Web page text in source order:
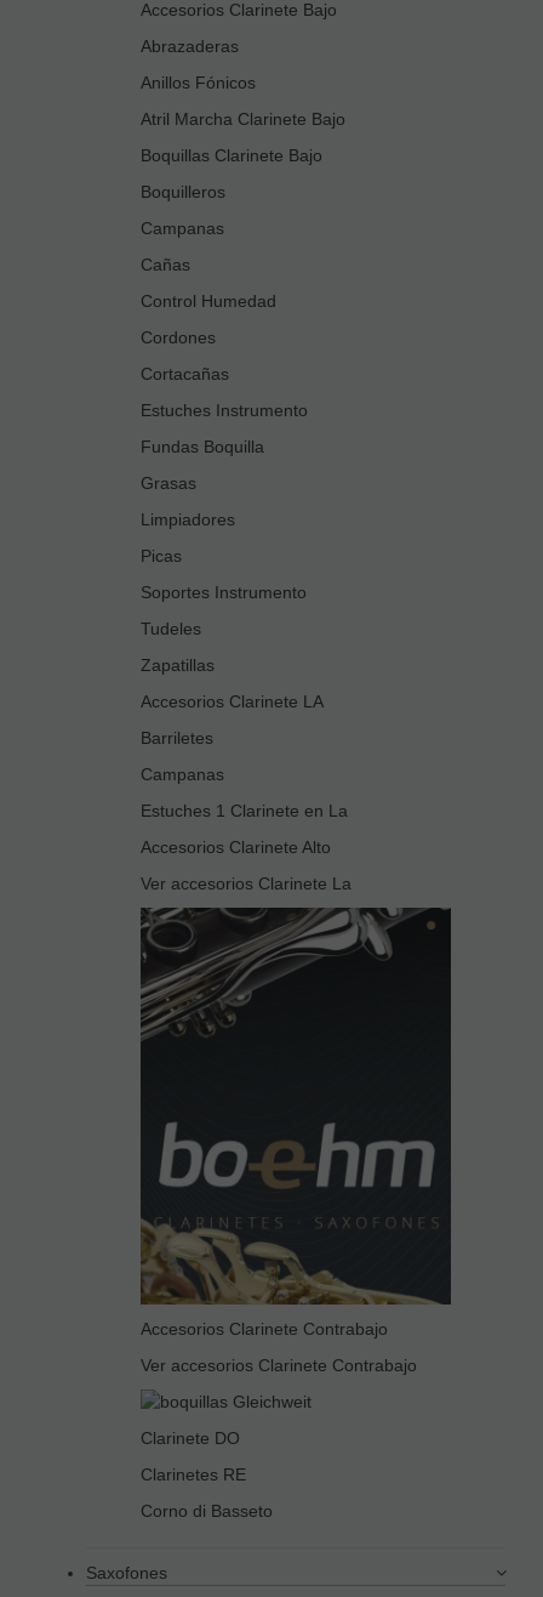
Accesorios Clarinete Bajo
Abrazaderas
Anillos Fónicos
Atril Marcha Clarinete Bajo
Boquillas Clarinete Bajo
Boquilleros
Campanas
Cañas
Control Humedad
Cordones
Cortacañas
Estuches Instrumento
Fundas Boquilla
Grasas
Limpiadores
Picas
Soportes Instrumento
Tudeles
Zapatillas
Accesorios Clarinete LA
Barriletes
Campanas
Estuches 1 Clarinete en La
Accesorios Clarinete Alto
Ver accesorios Clarinete La
Accesorios Clarinete Contrabajo
Ver accesorios Clarinete Contrabajo
Clarinete DO
Clarinetes RE
Corno di Basseto
Saxofones